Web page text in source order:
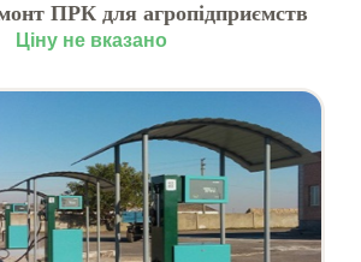
ПРК для агропідприємств
Ціну не вказано